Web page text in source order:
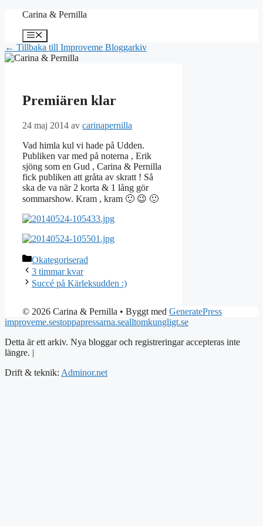
Hoppa
innehåll
Carina & Pernilla
Meny
← Tillbaka till Improveme Bloggarkiv
Premiären klar
24 maj 2014 av carinapernilla
Vad himla kul vi hade på Udden.
Publiken var med på noterna , Erik
sjöng som en Gud , Carina & Pernilla
fick publiken att gråta av skratt ! Så
ska de va när 2 korta & 1 lång gör
sommarshow. Kram , kram 🙂 😉 🙂
Kategorier
Okategoriserad
3 timmar kvar
Succé på Kärleksudden :)
© 2026 Carina & Pernilla • Byggt med GeneratePress
improveme.sestoppapressarna.sealltomkungligt.se
Detta är ett arkiv. Nya bloggar och registreringar accepteras inte
längre. |
Drift & teknik: Adminor.net